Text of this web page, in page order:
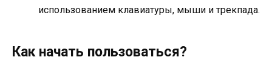
использованием клавиатуры, мыши и трекпада.
Как начать пользоваться?